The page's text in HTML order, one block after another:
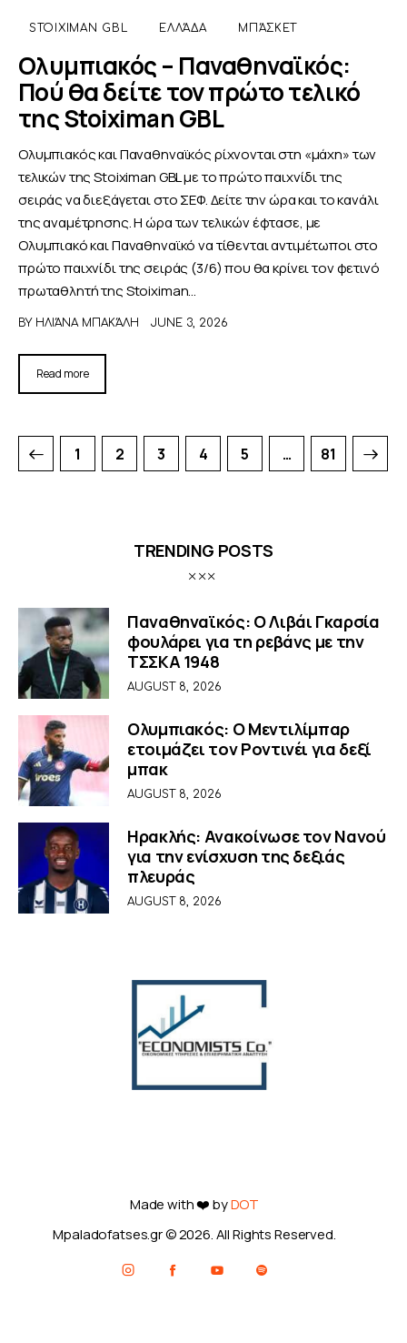
STOIXIMAN GBL ΕΛΛΆΔΑ ΜΠΆΣΚΕΤ
Ολυμπιακός – Παναθηναϊκός:
Πού θα δείτε τον πρώτο τελικό
της Stoiximan GBL
Ολυμπιακός και Παναθηναϊκός ρίχνονται στη «μάχη» των
τελικών της Stoiximan GBL με το πρώτο παιχνίδι της
σειράς να διεξάγεται στο ΣΕΦ. Δείτε την ώρα και το κανάλι
της αναμέτρησης. Η ώρα των τελικών έφτασε, με
Ολυμπιακό και Παναθηναϊκό να τίθενται αντιμέτωποι στο
πρώτο παιχνίδι της σειράς (3/6) που θα κρίνει τον φετινό
πρωταθλητή της Stoiximan…
BY ΗΛΙΆΝΑ ΜΠΑΚΆΛΗ JUNE 3, 2026
Read more
1 2 3 4 5 … 81
>
TRENDING POSTS
Παναθηναϊκός: Ο Λιβάι Γκαρσία
φουλάρει για τη ρεβάνς με την
ΤΣΣΚΑ 1948
AUGUST 8, 2026
Ολυμπιακός: Ο Μεντιλίμπαρ
ετοιμάζει τον Ροντινέι για δεξί
μπακ
AUGUST 8, 2026
Ηρακλής: Ανακοίνωσε τον Νανού
για την ενίσχυση της δεξιάς
πλευράς
AUGUST 8, 2026
Made with ❤️ byDOT
Mpaladofatses.gr © 2026. All Rights Reserved.